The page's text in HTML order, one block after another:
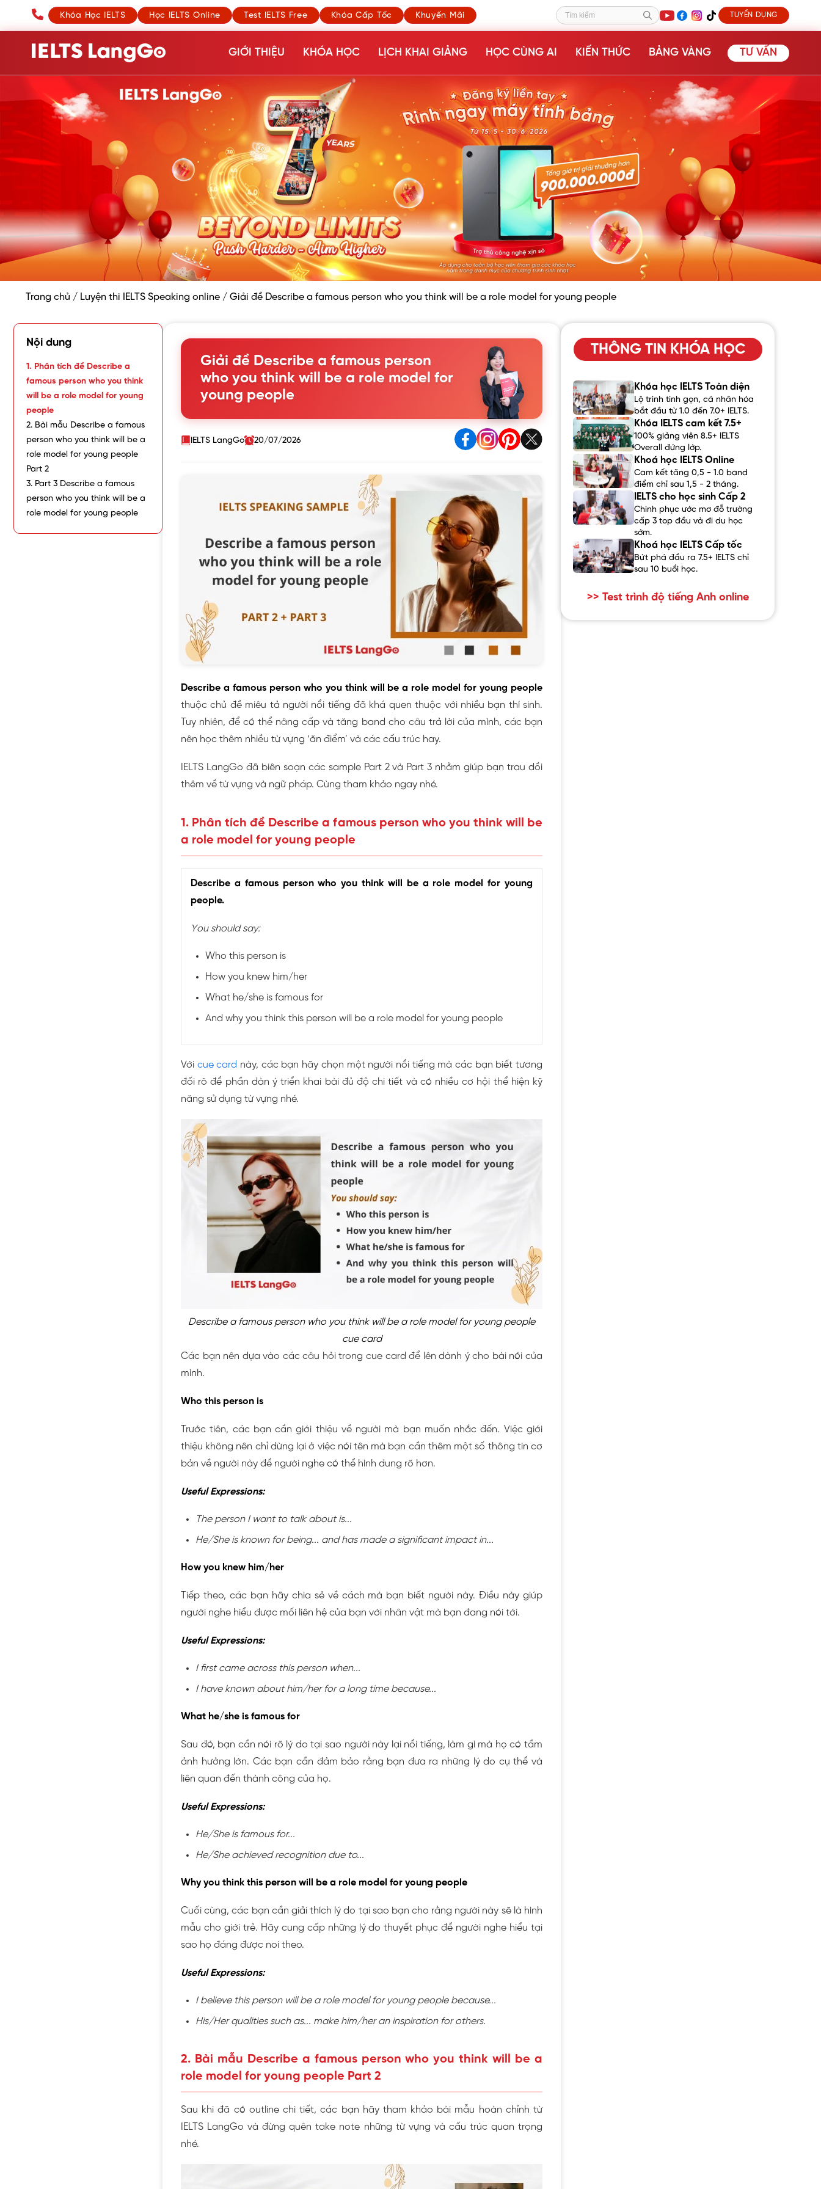
Khóa Học IELTS Học IELTS Online Test IELTS Free Khóa Cấp Tốc Khuyến Mãi Tìm kiếm TUYỂN DỤNG
GIỚI THIỆU KHÓA HỌC LỊCH KHAI GIẢNG HỌC CÙNG AI KIẾN THỨC BẢNG VÀNG TƯ VẤN
Trang chủ / Luyện thi IELTS Speaking online / Giải đề Describe a famous person who you think will be a role model for young people
Nội dung
1. Phân tích đề Describe a
famous person who you think
will be a role model for young
people
2. Bài mẫu Describe a famous
person who you think will be a
role model for young people
Part 2
3. Part 3 Describe a famous
person who you think will be a
role model for young people
Giải đề Describe a famous person
who you think will be a role model for
young people
IELTS LangGo 20/07/2026
Describe a famous person who you think will be a role model for young people
thuộc chủ đề miêu tả người nổi tiếng đã khá quen thuộc với nhiều bạn thí sinh.
Tuy nhiên, để có thể nâng cấp và tăng band cho câu trả lời của mình, các bạn
nên học thêm nhiều từ vựng ‘ăn điểm’ và các cấu trúc hay.
IELTS LangGo đã biên soạn các sample Part 2 và Part 3 nhằm giúp bạn trau dồi
thêm về từ vựng và ngữ pháp. Cùng tham khảo ngay nhé.
1. Phân tích đề Describe a famous person who you think will be
a role model for young people
Describe a famous person who you think will be a role model for young
people.
You should say:
Who this person is
How you knew him/her
What he/she is famous for
And why you think this person will be a role model for young people
Với cue card này, các bạn hãy chọn một người nổi tiếng mà các bạn biết tương
đối rõ để phần dàn ý triển khai bài đủ độ chi tiết và có nhiều cơ hội thể hiện kỹ
năng sử dụng từ vựng nhé.
Describe a famous person who you think will be a role model for young people
cue card
Các bạn nên dựa vào các câu hỏi trong cue card để lên dành ý cho bài nói của
mình.
Who this person is
Trước tiên, các bạn cần giới thiệu về người mà bạn muốn nhắc đến. Việc giới
thiệu không nên chỉ dừng lại ở việc nói tên mà bạn cần thêm một số thông tin cơ
bản về người này để người nghe có thể hình dung rõ hơn.
Useful Expressions:
The person I want to talk about is...
He/She is known for being... and has made a significant impact in...
How you knew him/her
Tiếp theo, các bạn hãy chia sẻ về cách mà bạn biết người này. Điều này giúp
người nghe hiểu được mối liên hệ của bạn với nhân vật mà bạn đang nói tới.
Useful Expressions:
I first came across this person when...
I have known about him/her for a long time because...
What he/she is famous for
Sau đó, bạn cần nói rõ lý do tại sao người này lại nổi tiếng, làm gì mà họ có tầm
ảnh hưởng lớn. Các bạn cần đảm bảo rằng bạn đưa ra những lý do cụ thể và
liên quan đến thành công của họ.
Useful Expressions:
He/She is famous for...
He/She achieved recognition due to...
Why you think this person will be a role model for young people
Cuối cùng, các bạn cần giải thích lý do tại sao bạn cho rằng người này sẽ là hình
mẫu cho giới trẻ. Hãy cung cấp những lý do thuyết phục để người nghe hiểu tại
sao họ đáng được noi theo.
Useful Expressions:
I believe this person will be a role model for young people because...
His/Her qualities such as... make him/her an inspiration for others.
2. Bài mẫu Describe a famous person who you think will be a
role model for young people Part 2
Sau khi đã có outline chi tiết, các bạn hãy tham khảo bài mẫu hoàn chỉnh từ
IELTS LangGo và đừng quên take note những từ vựng và cấu trúc quan trọng
nhé.
THÔNG TIN KHÓA HỌC
Khóa học IELTS Toàn diện
Lộ trình tinh gọn, cá nhân hóa
bắt đầu từ 1.0 đến 7.0+ IELTS.
Khóa IELTS cam kết 7.5+
100% giảng viên 8.5+ IELTS
Overall đứng lớp.
Khoá học IELTS Online
Cam kết tăng 0,5 - 1.0 band
điểm chỉ sau 1,5 - 2 tháng.
IELTS cho học sinh Cấp 2
Chinh phục ước mơ đỗ trường
cấp 3 top đầu và đi du học
sớm.
Khoá học IELTS Cấp tốc
Bứt phá đầu ra 7.5+ IELTS chỉ
sau 10 buổi học.
>> Test trình độ tiếng Anh online